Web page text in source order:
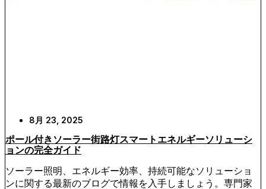
8月 23, 2025
ポール付きソーラー街路灯スマートエネルギーソリューシ
ョンの完全ガイド
ソーラー照明、エネルギー効率、持続可能なソリューショ
ンに関する最新のブログで情報を入手しましょう。専門家